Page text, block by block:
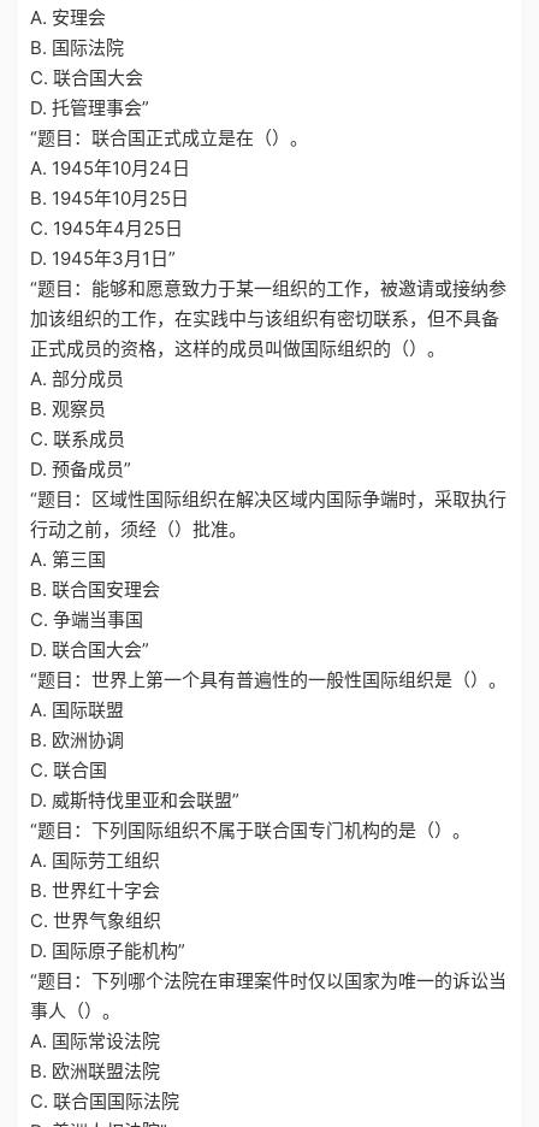
A. 安理会
B. 国际法院
C. 联合国大会
D. 托管理事会”
“题目：联合国正式成立是在（）。
A. 1945年10月24日
B. 1945年10月25日
C. 1945年4月25日
D. 1945年3月1日”
“题目：能够和愿意致力于某一组织的工作，被邀请或接纳参
加该组织的工作，在实践中与该组织有密切联系，但不具备
正式成员的资格，这样的成员叫做国际组织的（）。
A. 部分成员
B. 观察员
C. 联系成员
D. 预备成员”
“题目：区域性国际组织在解决区域内国际争端时，采取执行
行动之前，须经（）批准。
A. 第三国
B. 联合国安理会
C. 争端当事国
D. 联合国大会”
“题目：世界上第一个具有普遍性的一般性国际组织是（）。
A. 国际联盟
B. 欧洲协调
C. 联合国
D. 威斯特伐里亚和会联盟”
“题目：下列国际组织不属于联合国专门机构的是（）。
A. 国际劳工组织
B. 世界红十字会
C. 世界气象组织
D. 国际原子能机构”
“题目：下列哪个法院在审理案件时仅以国家为唯一的诉讼当
事人（）。
A. 国际常设法院
B. 欧洲联盟法院
C. 联合国国际法院